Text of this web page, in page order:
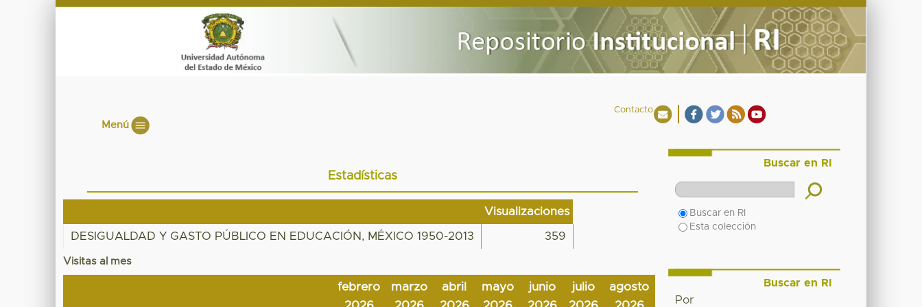
Contacto
Menú
Estadísticas
Visualizaciones
DESIGUALDAD Y GASTO PÚBLICO EN EDUCACIÓN, MÉXICO 1950-2013 359
Visitas al mes
febrero
marzo
abril
mayo
junio
julio
agosto
Buscar en RI
Buscar en RI
Esta colección
Buscar en RI
Por